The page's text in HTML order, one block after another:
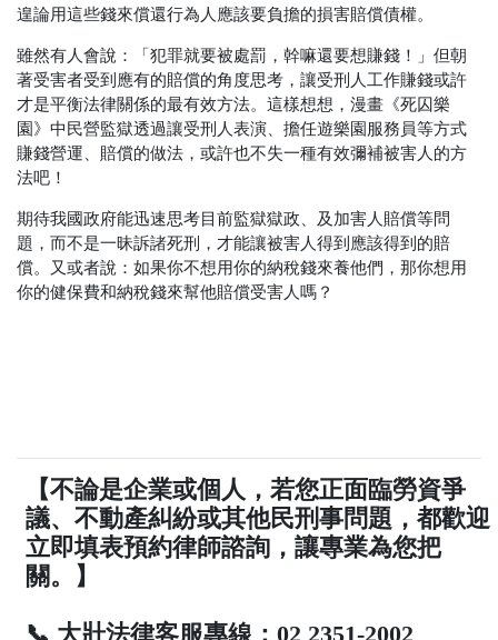
遑論用這些錢來償還行為人應該要負擔的損害賠償債權。
雖然有人會說：「犯罪就要被處罰，幹嘛還要想賺錢！」但朝
著受害者受到應有的賠償的角度思考，讓受刑人工作賺錢或許
才是平衡法律關係的最有效方法。這樣想想，漫畫《死囚樂
園》中民營監獄透過讓受刑人表演、擔任遊樂園服務員等方式
賺錢營運、賠償的做法，或許也不失一種有效彌補被害人的方
法吧！
期待我國政府能迅速思考目前監獄獄政、及加害人賠償等問
題，而不是一昧訴諸死刑，才能讓被害人得到應該得到的賠
償。又或者說：如果你不想用你的納稅錢來養他們，那你想用
你的健保費和納稅錢來幫他賠償受害人嗎？
【不論是企業或個人，若您正面臨勞資爭
議、不動產糾紛或其他民刑事問題，都歡迎
立即填表預約律師諮詢，讓專業為您把
關。】
📞 大壯法律客服專線：02 2351-2002